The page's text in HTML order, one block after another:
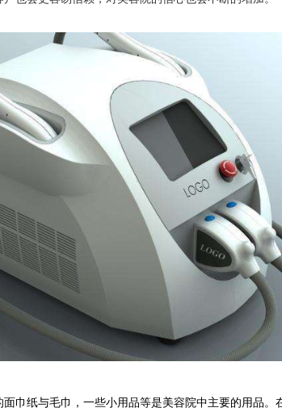
纸与毛巾，一些小用品等是美容院中主要的用品。